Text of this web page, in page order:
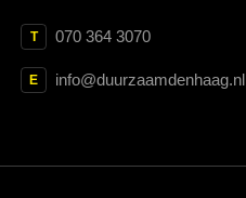
T 070 364 3070
E info@duurzaamdenhaag.nl